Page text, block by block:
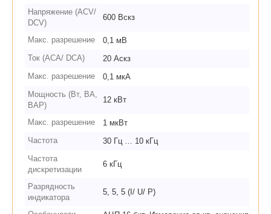
Напряжение (ACV/
DCV)
600 Вскз
Макс. разрешение
0,1 мВ
Ток (ACA/ DCA)
20 Аскз
Макс. разрешение
0,1 мкА
Мощность (Вт, ВА,
ВАР)
12 кВт
Макс. разрешение
1 мкВт
Частота
30 Гц … 10 кГц
Частота
дискретизации
6 кГц
Разрядность
индикатора
5, 5, 5 (I/ U/ P)